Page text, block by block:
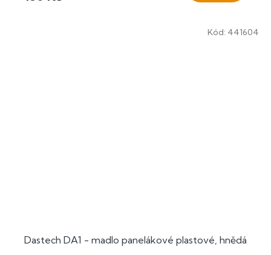
Dastech DA1 - madlo panelákové plastové, hnědá
Kód: 441604